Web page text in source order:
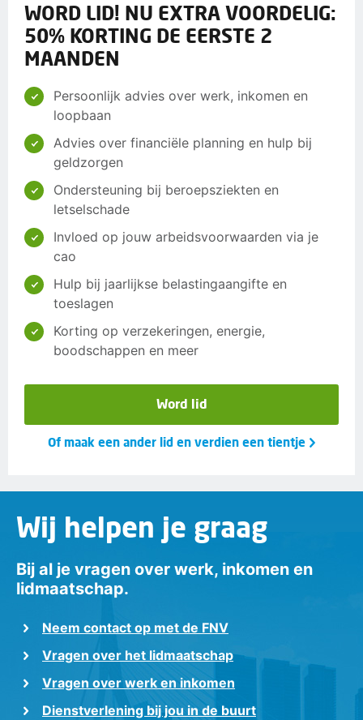
WORD LID! NU EXTRA VOORDELIG:
50% KORTING DE EERSTE 2
MAANDEN
Persoonlijk advies over werk, inkomen en
loopbaan
Advies over financiële planning en hulp bij
geldzorgen
Ondersteuning bij beroepsziekten en
letselschade
Invloed op jouw arbeidsvoorwaarden via je
cao
Hulp bij jaarlijkse belastingaangifte en
toeslagen
Korting op verzekeringen, energie,
boodschappen en meer
Word lid
Of maak een ander lid en verdien een tientje
Wij helpen je graag
Bij al je vragen over werk, inkomen en
lidmaatschap.
Neem contact op met de FNV
Vragen over het lidmaatschap
Vragen over werk en inkomen
Dienstverlening bij jou in de buurt